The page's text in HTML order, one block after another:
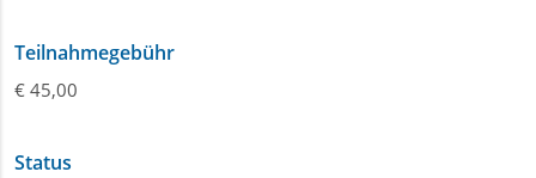
Teilnahmegebühr
€ 45,00
Status